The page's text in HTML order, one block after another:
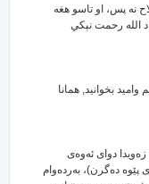
نه پس، او تاسو هغه
الله رحمت نېكي
بخوانيد, همانا
دوای ئه‌وه‌ی
ده‌گرن)، به‌رده‌وام